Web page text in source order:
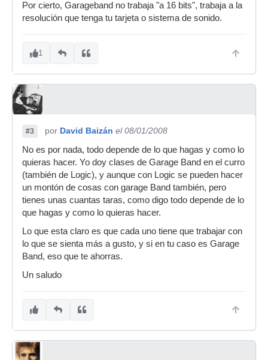
Por cierto, Garageband no trabaja "a 16 bits", trabaja a la
resolución que tenga tu tarjeta o sistema de sonido.
1
#3 por David Baizán el 08/01/2008
No es por nada, todo depende de lo que hagas y como lo
quieras hacer. Yo doy clases de Garage Band en el curro
(también de Logic), y aunque con Logic se pueden hacer
un montón de cosas con garage Band también, pero
tienes unas cuantas taras, como digo todo depende de lo
que hagas y como lo quieras hacer.
Lo que esta claro es que cada uno tiene que trabajar con
lo que se sienta más a gusto, y si en tu caso es Garage
Band, eso que te ahorras.
Un saludo